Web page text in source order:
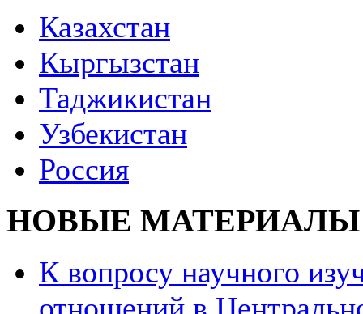
Казахстан
Кыргызстан
Таджикистан
Узбекистан
Россия
НОВЫЕ МАТЕРИАЛЫ
К вопросу научного